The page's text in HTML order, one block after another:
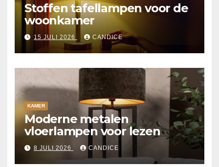
Stoffen tafellampen voor de
woonkamer
15 JULI 2026 CANDICE
KAMER
Moderne metalen
vloerlampen voor lezen
8 JULI 2026 CANDICE